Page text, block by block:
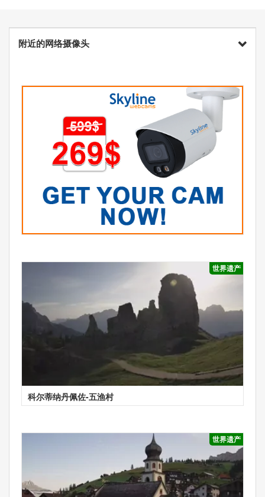
附近的网络摄像头
世界遗产
科尔蒂纳丹佩佐-五渔村
世界遗产